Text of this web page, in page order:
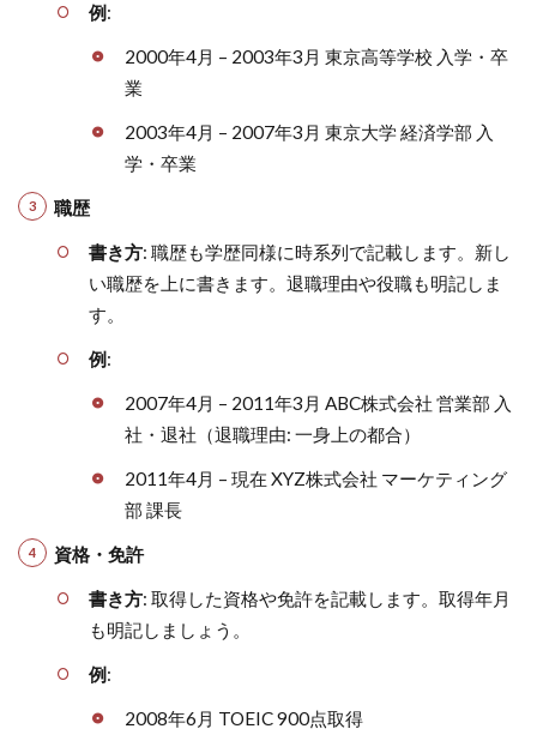
例:
2000年4月 – 2003年3月 東京高等学校 入学・卒
業
2003年4月 – 2007年3月 東京大学 経済学部 入
学・卒業
職歴
書き方: 職歴も学歴同様に時系列で記載します。新し
い職歴を上に書きます。退職理由や役職も明記しま
す。
例:
2007年4月 – 2011年3月 ABC株式会社 営業部 入
社・退社（退職理由: 一身上の都合）
2011年4月 – 現在 XYZ株式会社 マーケティング
部 課長
資格・免許
書き方: 取得した資格や免許を記載します。取得年月
も明記しましょう。
例:
2008年6月 TOEIC 900点取得